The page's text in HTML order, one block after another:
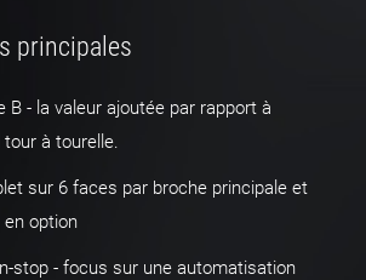
principales
B - la valeur ajoutée par rapport à
à tourelle.
sur 6 faces par broche principale et
option
stop - focus sur une automatisation